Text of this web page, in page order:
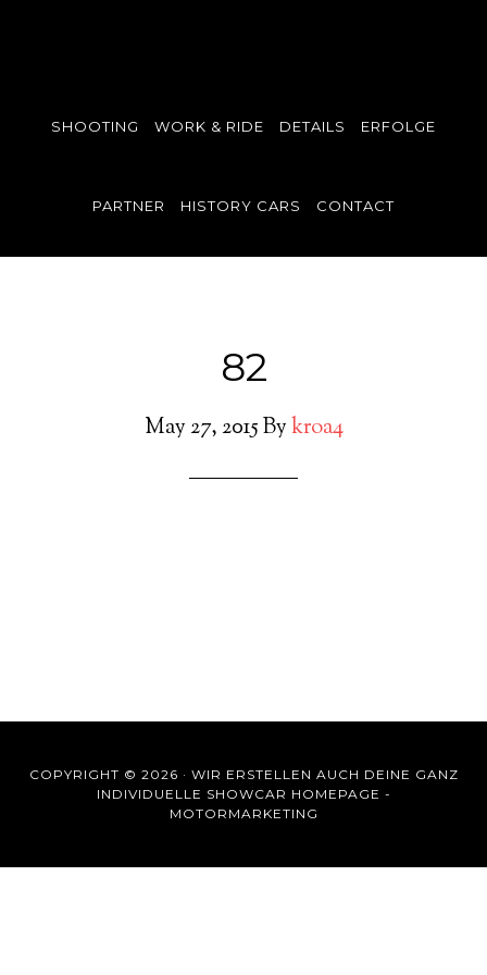
SHOOTING WORK & RIDE DETAILS ERFOLGE
PARTNER HISTORY CARS CONTACT
82
May 27, 2015Bykroa4
COPYRIGHT © 2026 · WIR ERSTELLEN AUCH DEINE GANZ
INDIVIDUELLE SHOWCAR HOMEPAGE -
MOTORMARKETING